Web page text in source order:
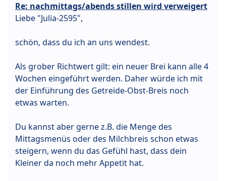
Re: nachmittags/abends stillen wird verweigert
Liebe "Julia-2595",
schön, dass du ich an uns wendest.
Als grober Richtwert gilt: ein neuer Brei kann alle 4
Wochen eingeführt werden. Daher würde ich mit
der Einführung des Getreide-Obst-Breis noch
etwas warten.
Du kannst aber gerne z.B. die Menge des
Mittagsmenüs oder des Milchbreis schon etwas
steigern, wenn du das Gefühl hast, dass dein
Kleiner da noch mehr Appetit hat.